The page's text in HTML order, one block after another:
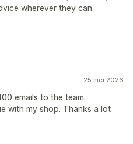
wherever they can.
25 mei 2026
emails to the team.
with my shop. Thanks a lot